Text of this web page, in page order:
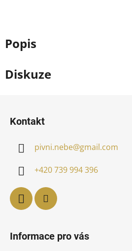
Popis
Diskuze
Kontakt
pivni.nebe@gmail.com
+420 739 994 396
Informace pro vás